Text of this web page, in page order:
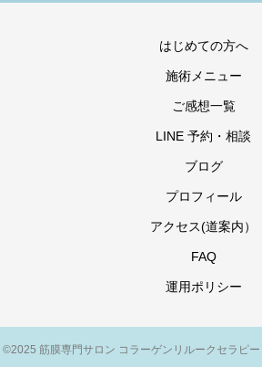
はじめての方へ
施術メニュー
ご感想一覧
LINE 予約・相談
ブログ
プロフィール
アクセス(道案内）
FAQ
運用ポリシー
©2025 筋膜専門サロン コラーゲンリルークセラピ